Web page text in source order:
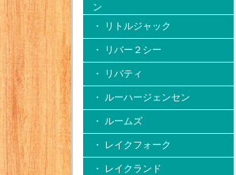
ン
・ リトルジャック
・ リバー２シー
・ リバティ
・ ルーハージェンセン
・ ルームズ
・ レイクフォーク
・ レイクランド